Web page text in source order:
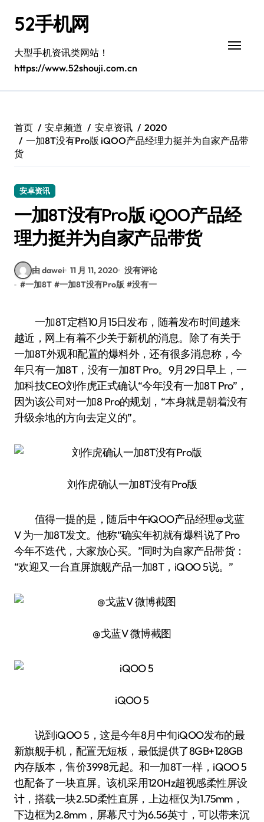
52手机网
大型手机资讯类网站！
https://www.52shouji.com.cn
首页 安卓频道 安卓资讯
2020
一加8T没有Pro版 iQOO产品经理力挺并为自家产品带
货
安卓资讯
一加8T没有Pro版 iQOO产品经
理力挺并为自家产品带货
由 dawei 11 月 11, 2020 没有评论
#一加8T #一加8T没有Pro版 #没有一
一加8T定档10月15日发布，随着发布时间越来
越近，网上有着不少关于新机的消息。除了有关于
一加8T外观和配置的爆料外，还有很多消息称，今
年只有一加8T，没有一加8T Pro。9月29日早上，一
加科技CEO刘作虎正式确认“今年没有一加8T Pro”，
因为该公司对一加8 Pro的规划，“本身就是朝着没有
升级余地的方向去定义的”。
刘作虎确认一加8T没有Pro版
值得一提的是，随后中午iQOO产品经理@戈蓝
V 为一加8T发文。他称“确实年初就有爆料说了Pro
今年不迭代，大家放心买。”同时为自家产品带货：
“欢迎又一台直屏旗舰产品一加8T，iQOO 5说。”
@戈蓝V 微博截图
iQOO 5
说到iQOO 5，这是今年8月中旬iQOO发布的最
新旗舰手机，配置无短板，最低提供了8GB+128GB
内存版本，售价3998元起。和一加8T一样，iQOO 5
也配备了一块直屏。该机采用120Hz超视感柔性屏设
计，搭载一块2.5D柔性直屏，上边框仅为1.75mm，
下边框为2.8mm，屏幕尺寸为6.56英寸，可以带来沉